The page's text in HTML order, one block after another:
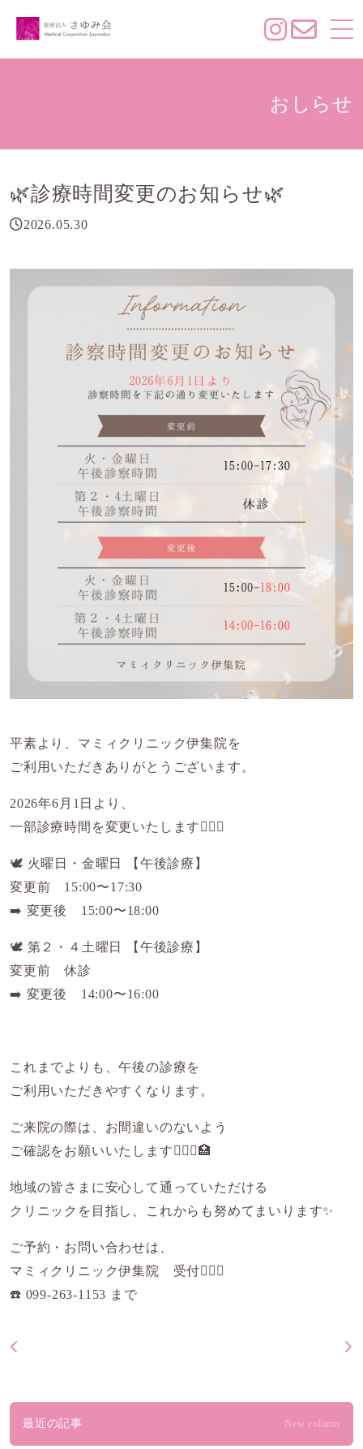
おしらせ
🌿診療時間変更のお知らせ🌿
2026.05.30
平素より、マミィクリニック伊集院を
ご利用いただきありがとうございます。
2026年6月1日より、
一部診療時間を変更いたします💁🏻‍♀️
🕊️ 火曜日・金曜日 【午後診療】
変更前 15:00〜17:30
➡️ 変更後 15:00〜18:00
🕊️ 第２・４土曜日 【午後診療】
変更前 休診
➡️ 変更後 14:00〜16:00
これまでよりも、午後の診療を
ご利用いただきやすくなります。
ご来院の際は、お間違いのないよう
ご確認をお願いいたします👨🏻‍⚕️🏥
地域の皆さまに安心して通っていただける
クリニックを目指し、これからも努めてまいります✨
ご予約・お問い合わせは、
マミィクリニック伊集院 受付💁🏻‍♀️
☎️ 099-263-1153 まで
最近の記事 New column